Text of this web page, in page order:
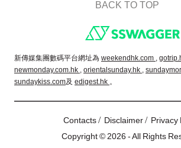
BACK TO TOP
新傳媒集團數碼平台網址為 weekendhk.com ,
newmonday.com.hk , orientalsunday.hk ,
sundaykiss.com及 edigest.hk 。
Contacts/ Disclaimer/ Privacy
Copyright © 2026 - All Rights